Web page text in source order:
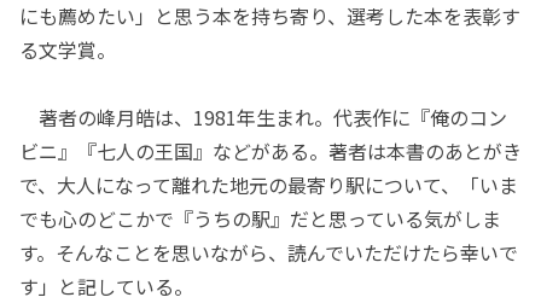
にも薦めたい」と思う本を持ち寄り、選考した本を表彰す
る文学賞。
著者の峰月皓は、1981年生まれ。代表作に『俺のコン
ビニ』『七人の王国』などがある。著者は本書のあとがき
で、大人になって離れた地元の最寄り駅について、「いま
でも心のどこかで『うちの駅』だと思っている気がしま
す。そんなことを思いながら、読んでいただけたら幸いで
す」と記している。